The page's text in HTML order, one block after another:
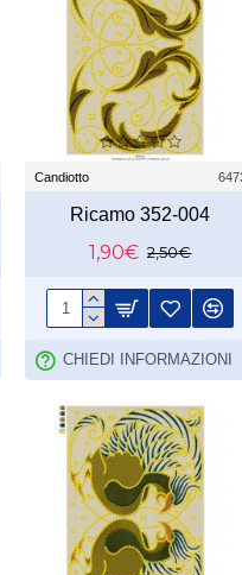
Candiotto
Ricamo 352-004
1,90€ 2,50€
CHIEDI INFORMAZIONI